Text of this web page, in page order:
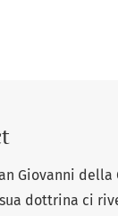
Giovanni
dottrina ci